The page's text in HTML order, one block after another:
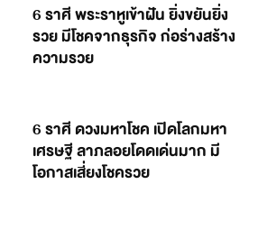
6 ราศี พระราหูเข้าฝัน ยิ่งขยันยิ่ง
รวย มีโชคจากธุรกิจ ก่อร่างสร้าง
ความรวย
6 ราศี ดวงมหาโชค เปิดโลกมหา
เศรษฐี ลาภลอยโดดเด่นมาก มี
โอกาสเสี่ยงโชครวย